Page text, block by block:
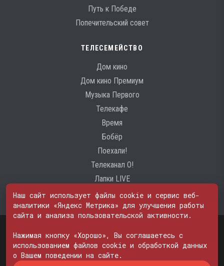
Путь к Победе
Попечительский совет
ТЕЛЕСЕМЕЙСТВО
Дом кино
Дом кино Премиум
Музыка Первого
Телекафе
Время
Бобёр
Поехали!
Телеканал О!
Лапки LIVE
№ ФС 77 - 74600
© 2000—2026. Редакция телеканала «ПОБЕДА». Все права на любые
материалы, опубликованные на сайте, защищены. Любое
использование материалов возможно только с согласия Редакции
Наш сайт использует файлы cookie и сервис веб-
аналитики «Яндекс Метрика» для улучшения работы
сайта и анализа пользовательской активности.
Нажимая кнопку «Хорошо», Вы соглашаетесь с
использованием файлов cookie и обработкой данных
о Вашем поведении на сайте.